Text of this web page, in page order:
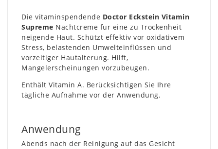
Die vitaminspendende Doctor Eckstein Vitamin
Supreme Nachtcreme für eine zu Trockenheit
neigende Haut. Schützt effektiv vor oxidativem
Stress, belastenden Umwelteinflüssen und
vorzeitiger Hautalterung. Hilft,
Mangelerscheinungen vorzubeugen.
Enthält Vitamin A. Berücksichtigen Sie Ihre
tägliche Aufnahme vor der Anwendung.
Anwendung
Abends nach der Reinigung auf das Gesicht